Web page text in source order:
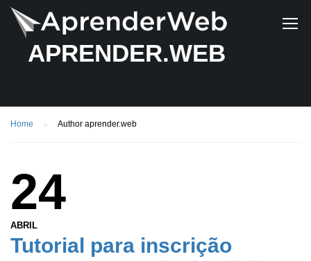
APRENDER.WEB
Home Author aprender.web
24
ABRIL
Tutorial para inscrição